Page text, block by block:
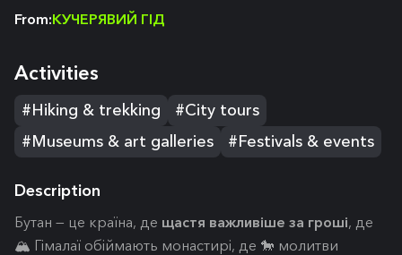
From:КУЧЕРЯВИЙ ГІД
Activities
#Hiking & trekking
#City tours
#Museums & art galleries
#Festivals & events
Description
Бутан — це країна, де щастя важливіше за гроші, де
🏔️ Гімалаї обіймають монастирі, де 🐎 молитви